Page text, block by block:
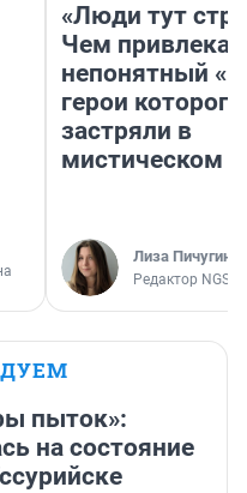
«Люди тут
Чем
непонятный
герои которого
застряли в
мистическом
Лиза Пичугина
Редактор
пыток»:
на состояние